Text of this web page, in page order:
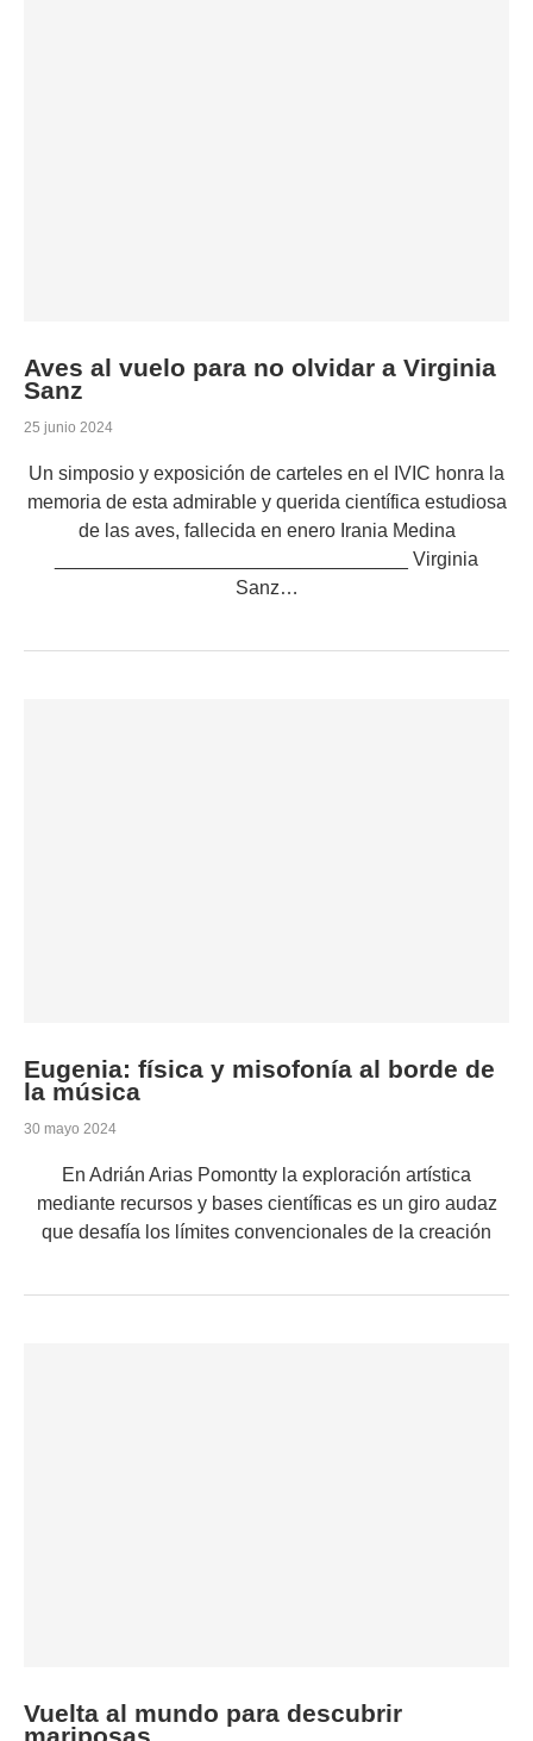
Aves al vuelo para no olvidar a Virginia
Sanz
25 junio 2024
Un simposio y exposición de carteles en el IVIC honra la
memoria de esta admirable y querida científica estudiosa
de las aves, fallecida en enero Irania Medina
_________________________________ Virginia
Sanz…
Eugenia: física y misofonía al borde de
la música
30 mayo 2024
En Adrián Arias Pomontty la exploración artística
mediante recursos y bases científicas es un giro audaz
que desafía los límites convencionales de la creación
Vuelta al mundo para descubrir